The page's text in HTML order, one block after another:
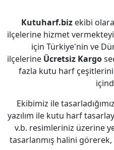
Kutuharf.biz ekibi
ilçelerine hizmet
için Türkiye'nin ve
ilçelerine Ücretsiz Kargo
fazla kutu harf
Ekibimiz ile
yazılım ile kutu harf
v.b. resimleriniz üzerine
tasarlanmış halini görerek,